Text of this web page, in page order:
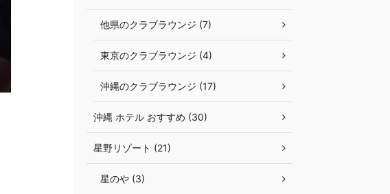
他県のクラブラウンジ (7)
東京のクラブラウンジ (4)
沖縄のクラブラウンジ (17)
沖縄 ホテル おすすめ (30)
星野リゾート (21)
星のや (3)